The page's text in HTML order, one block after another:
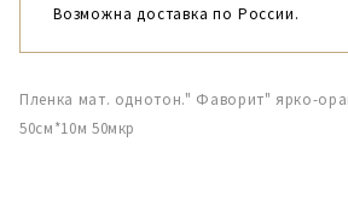
Возможна доставка по России.
Пленка мат. однотон." Фаворит" ярко-
50см*10м 50мкр